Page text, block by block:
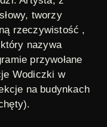
tworzy
rzeczywistość ,
nazywa
przywołane
Wodiczki w
na budynkach